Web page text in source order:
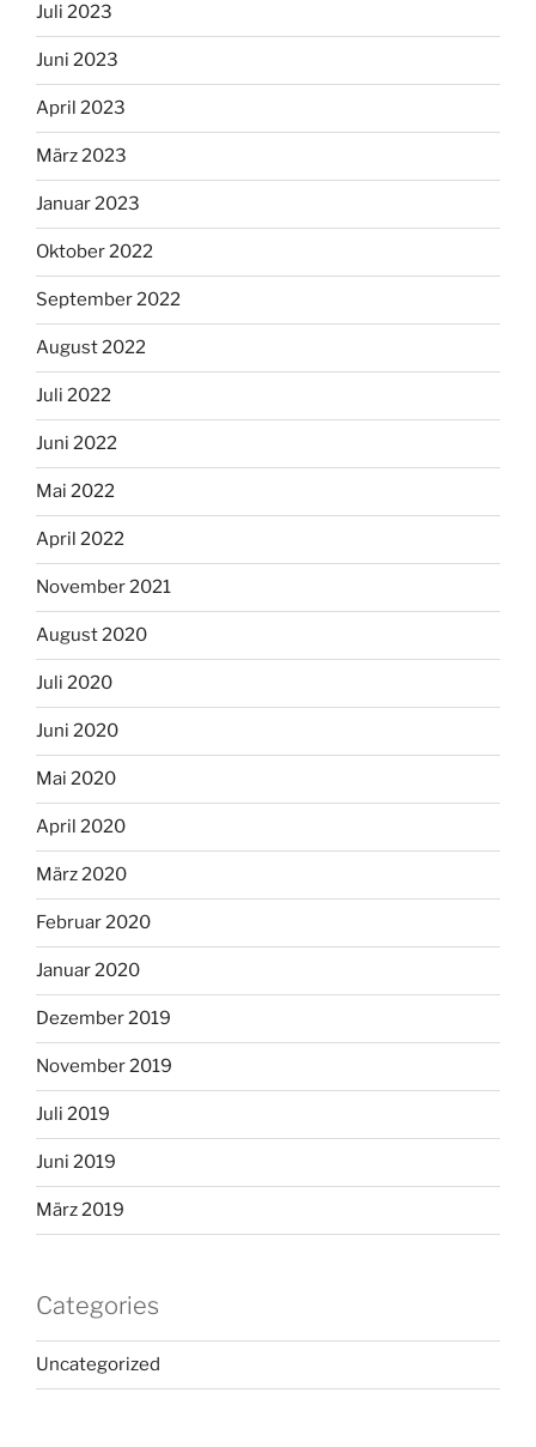
Juli 2023
Juni 2023
April 2023
März 2023
Januar 2023
Oktober 2022
September 2022
August 2022
Juli 2022
Juni 2022
Mai 2022
April 2022
November 2021
August 2020
Juli 2020
Juni 2020
Mai 2020
April 2020
März 2020
Februar 2020
Januar 2020
Dezember 2019
November 2019
Juli 2019
Juni 2019
März 2019
Categories
Uncategorized